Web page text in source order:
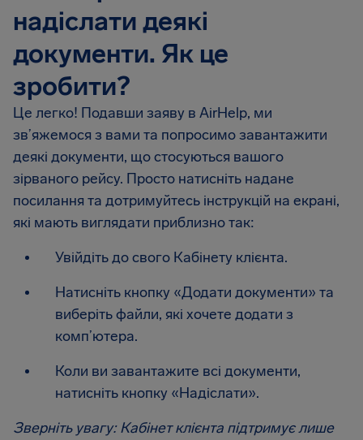
надіслати деякі
документи. Як це
зробити?
Це легко! Подавши заяву в AirHelp, ми
зв’яжемося з вами та попросимо завантажити
деякі документи, що стосуються вашого
зірваного рейсу. Просто натисніть надане
посилання та дотримуйтесь інструкцій на екрані,
які мають виглядати приблизно так:
Увійдіть до свого Кабінету клієнта.
Натисніть кнопку «Додати документи» та
виберіть файли, які хочете додати з
комп’ютера.
Коли ви завантажите всі документи,
натисніть кнопку «Надіслати».
Зверніть увагу: Кабінет клієнта підтримує лише